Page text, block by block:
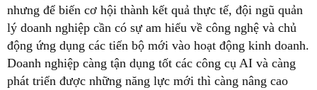
nhưng để biến cơ hội thành kết quả thực tế, đội ngũ quản
lý doanh nghiệp cần có sự am hiểu về công nghệ và chủ
động ứng dụng các tiến bộ mới vào hoạt động kinh doanh.
Doanh nghiệp càng tận dụng tốt các công cụ AI và càng
phát triển được những năng lực mới thì càng nâng cao